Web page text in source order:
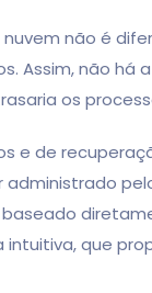
não é
Assim, não
os
e de
administrado
que